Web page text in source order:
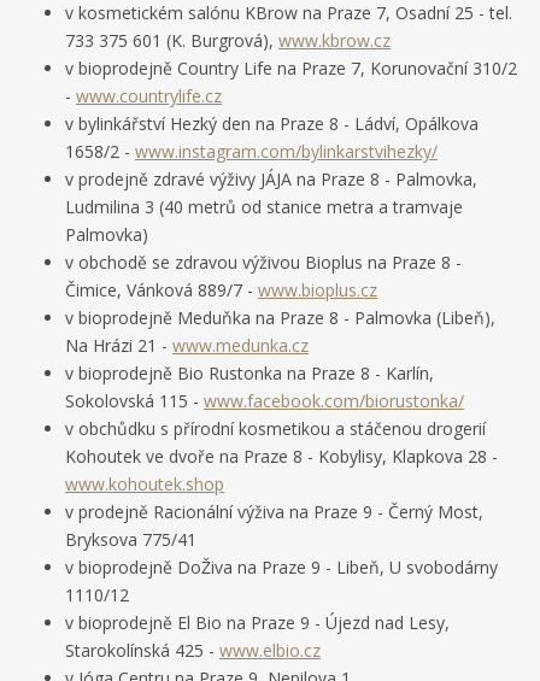
v kosmetickém salónu KBrow na Praze 7, Osadní 25 - tel.
733 375 601 (K. Burgrová),www.kbrow.cz
v bioprodejně Country Life na Praze 7, Korunovační 310/2
-www.countrylife.cz
v bylinkářství Hezký den na Praze 8 - Ládví, Opálkova
1658/2 -www.instagram.com/bylinkarstvihezky/
v prodejně zdravé výživy JÁJA na Praze 8 - Palmovka,
Ludmilina 3 (40 metrů od stanice metra a tramvaje
Palmovka)
v obchodě se zdravou výživou Bioplus na Praze 8 -
Čimice, Vánková 889/7 -www.bioplus.cz
v bioprodejně Meduňka na Praze 8 - Palmovka (Libeň),
Na Hrázi 21 -www.medunka.cz
v bioprodejně Bio Rustonka na Praze 8 - Karlín,
Sokolovská 115 -www.facebook.com/biorustonka/
v obchůdku s přírodní kosmetikou a stáčenou drogerií
Kohoutek ve dvoře na Praze 8 - Kobylisy, Klapkova 28 -
www.kohoutek.shop
v prodejně Racionální výživa na Praze 9 - Černý Most,
Bryksova 775/41
v bioprodejně DoŽiva na Praze 9 - Libeň, U svobodárny
1110/12
v bioprodejně El Bio na Praze 9 - Újezd nad Lesy,
Starokolínská 425 -www.elbio.cz